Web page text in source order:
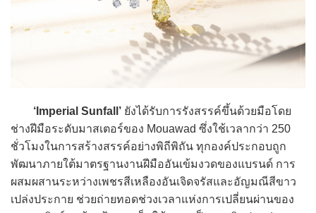
‘Imperial Sunfall’ ยังได้รับการรังสรรค์ขึ้นด้วยมือโดย
ช่างฝีมือระดับมาสเตอร์ของ Mouawad ซึ่งใช้เวลากว่า 250
ชั่วโมงในการสร้างสรรค์อย่างพิถีพิถัน ทุกองค์ประกอบถูก
พัฒนาภายใต้มาตรฐานงานฝีมืออันเข้มงวดของแบรนด์ การ
ผสมผสานระหว่างเพชรสีเหลืองอันเจิดจรัสและอัญมณีสีขาว
เปล่งประกาย ช่วยถ่ายทอดช่วงเวลาแห่งการเปลี่ยนผ่านของ